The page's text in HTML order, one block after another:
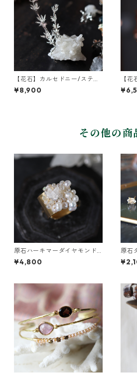
【花石】カルセドニー/スティ
ルバイトとヤエムグラ
¥8,900
【
ネッ
その他の商
原石ハーキマーダイヤモンド
と鉱物結晶の真鍮幅広イヤー
カフ
¥4,800
原石
プチ